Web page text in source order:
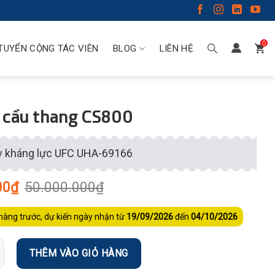
CỘNG TÁC VIÊN BLOG LIÊN HỆ 0
thang CS800
kháng lực UFC UHA-69166
50.000.000₫
₫
trước, dự kiến ngày nhận từ 19/09/2026đến 04/10/2026
THÊM VÀO GIỎ HÀNG